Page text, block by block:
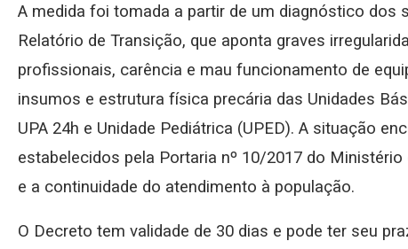
A medida foi tomada a partir de um diagnóstico dos
Relatório de Transição, que aponta graves
profissionais, carência e mau funcionamento de
insumos e estrutura física precária das Unidades
UPA 24h e Unidade Pediátrica (UPED). A situação
estabelecidos pela Portaria nº 10/2017 do
e a continuidade do atendimento à população.
O Decreto tem validade de 30 dias e pode ter seu